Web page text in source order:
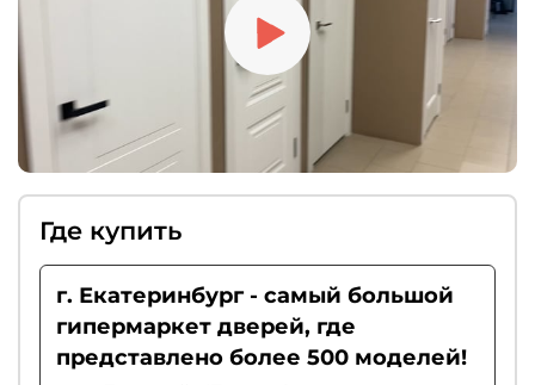
Где купить
г. Екатеринбург - самый большой
гипермаркет дверей, где
представлено более 500 моделей!